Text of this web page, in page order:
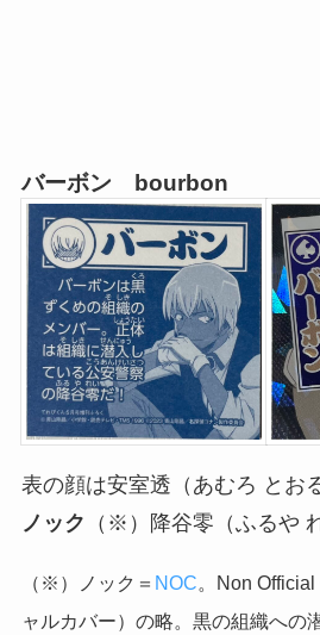
バーボン bourbon
表の顔は安室透（あむろ とお
ノック （※）降谷零（ふるや
（※）ノック＝ NOC。Non
ャルカバー）の略。黒の組織への